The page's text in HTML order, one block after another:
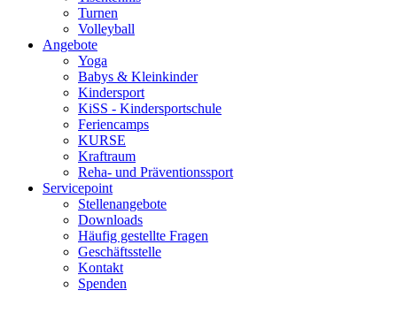
Turnen
Volleyball
Angebote
Yoga
Babys & Kleinkinder
Kindersport
KiSS - Kindersportschule
Feriencamps
KURSE
Kraftraum
Reha- und Präventionssport
Servicepoint
Stellenangebote
Downloads
Häufig gestellte Fragen
Geschäftsstelle
Kontakt
Spenden